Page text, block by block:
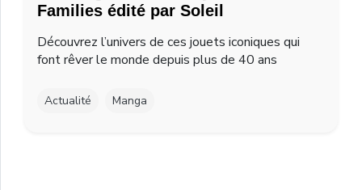
Families édité par Soleil
Découvrez l’univers de ces jouets iconiques qui
font rêver le monde depuis plus de 40 ans
Actualité Manga